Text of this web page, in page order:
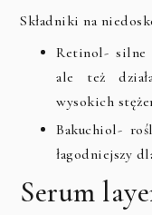
Składniki na
Retinol- silne
ale też
wysokich
Bakuchiol-
łagodniejszy
Serum